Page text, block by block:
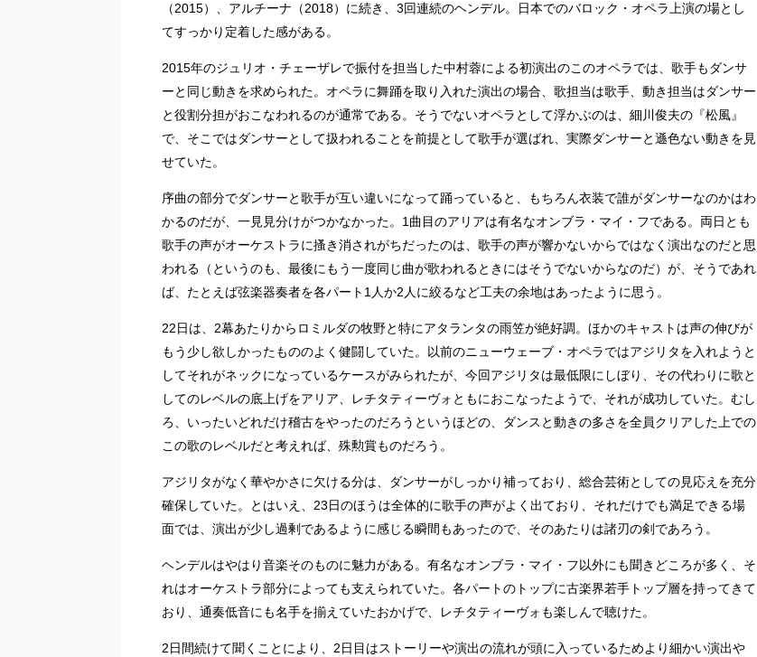
（2015）、アルチーナ（2018）に続き、3回連続のヘンデル。日本でのバロック・オペラ上演の場とし
てすっかり定着した感がある。
2015年のジュリオ・チェーザレで振付を担当した中村蓉による初演出のこのオペラでは、歌手もダンサ
ーと同じ動きを求められた。オペラに舞踊を取り入れた演出の場合、歌担当は歌手、動き担当はダンサー
と役割分担がおこなわれるのが通常である。そうでないオペラとして浮かぶのは、細川俊夫の『松風』
で、そこではダンサーとして扱われることを前提として歌手が選ばれ、実際ダンサーと遜色ない動きを見
せていた。
序曲の部分でダンサーと歌手が互い違いになって踊っていると、もちろん衣装で誰がダンサーなのかはわ
かるのだが、一見見分けがつかなかった。1曲目のアリアは有名なオンブラ・マイ・フである。両日とも
歌手の声がオーケストラに搔き消されがちだったのは、歌手の声が響かないからではなく演出なのだと思
われる（というのも、最後にもう一度同じ曲が歌われるときにはそうでないからなのだ）が、そうであれ
ば、たとえば弦楽器奏者を各パート1人か2人に絞るなど工夫の余地はあったように思う。
22日は、2幕あたりからロミルダの牧野と特にアタランタの雨笠が絶好調。ほかのキャストは声の伸びが
もう少し欲しかったもののよく健闘していた。以前のニューウェーブ・オペラではアジリタを入れようと
してそれがネックになっているケースがみられたが、今回アジリタは最低限にしぼり、その代わりに歌と
してのレベルの底上げをアリア、レチタティーヴォともにおこなったようで、それが成功していた。むし
ろ、いったいどれだけ稽古をやったのだろうというほどの、ダンスと動きの多さを全員クリアした上での
この歌のレベルだと考えれば、殊勲賞ものだろう。
アジリタがなく華やかさに欠ける分は、ダンサーがしっかり補っており、総合芸術としての見応えを充分
確保していた。とはいえ、23日のほうは全体的に歌手の声がよく出ており、それだけでも満足できる場
面では、演出が少し過剰であるように感じる瞬間もあったので、そのあたりは諸刃の剣であろう。
ヘンデルはやはり音楽そのものに魅力がある。有名なオンブラ・マイ・フ以外にも聞きどころが多く、そ
れはオーケストラ部分によっても支えられていた。各パートのトップに古楽界若手トップ層を持ってきて
おり、通奏低音にも名手を揃えていたおかげで、レチタティーヴォも楽しんで聴けた。
2日間続けて聞くことにより、2日目はストーリーや演出の流れが頭に入っているためより細かい演出や